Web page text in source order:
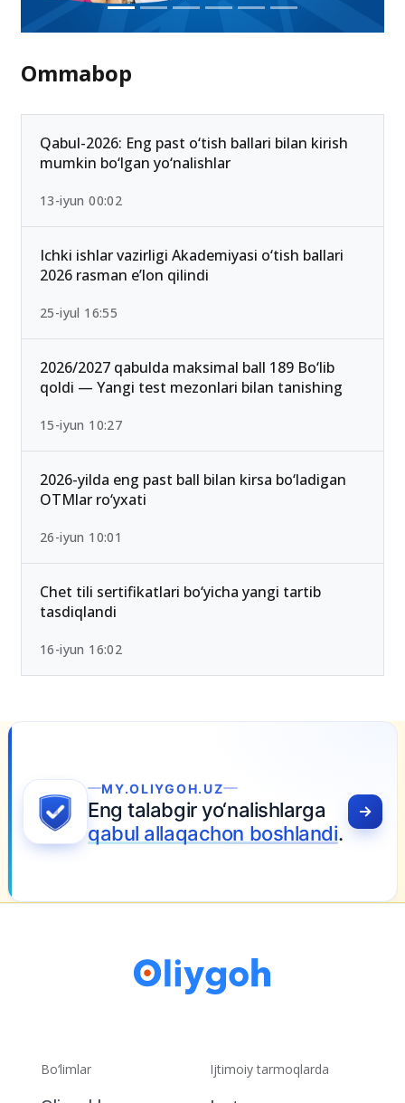
Ommabop
Qabul-2026: Eng past o‘tish ballari bilan kirish
mumkin bo‘lgan yo‘nalishlar
13-iyun 00:02
Ichki ishlar vazirligi Akademiyasi o‘tish ballari
2026 rasman e’lon qilindi
25-iyul 16:55
2026/2027 qabulda maksimal ball 189 Bo‘lib
qoldi — Yangi test mezonlari bilan tanishing
15-iyun 10:27
2026-yilda eng past ball bilan kirsa bo‘ladigan
OTMlar ro‘yxati
26-iyun 10:01
Chet tili sertifikatlari bo‘yicha yangi tartib
tasdiqlandi
MY.OLIYGOH.UZ